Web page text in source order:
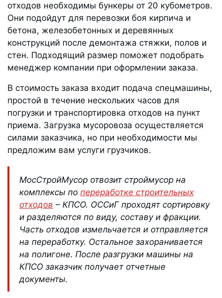
отходов необходимы бункеры от 20 кубометров.
Они подойдут для перевозки боя кирпича и
бетона, железобетонных и деревянных
конструкций после демонтажа стяжки, полов и
стен. Подходящий размер поможет подобрать
менеджер компании при оформлении заказа.
В стоимость заказа входит подача спецмашины,
простой в течение нескольких часов для
погрузки и транспортировка отходов на пункт
приема. Загрузка мусоровоза осуществляется
силами заказчика, но при необходимости мы
предложим вам услуги грузчиков.
МосСтройМусор отвозит строймусор на
комплексы по переработке строительных
отходов – КПСО. ОССиГ проходят сортировку
и разделяются по виду, составу и фракции.
Часть отходов измельчается и отправляется
на переработку. Остальное захоранивается
на полигоне. После разгрузки машины на
КПСО заказчик получает отчетные
документы.